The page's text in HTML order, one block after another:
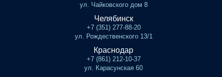
ул. Чайковского дом 8
Челябинск
+7 (351) 277-88-20
ул. Рождественского 13/1
Краснодар
+7 (861) 212-10-37
ул. Карасунская 60